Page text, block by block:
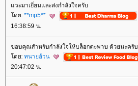
วะมาเยี่ยมและส่งกำลังใจครับ
ดย: **mp5**
16:38:59 น.
ขอบคุณสำหรับกำลังใจให้บล็อกตะพาบ ด้วยนะครับ
ดย: ทนายอ้วน
20:47:02 น.